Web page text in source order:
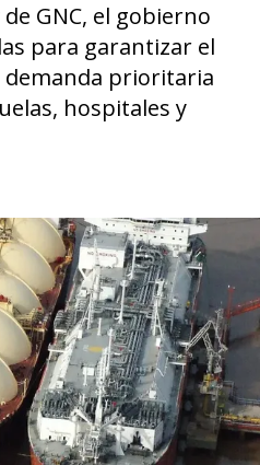
GNC, el gobierno
para garantizar el
demanda prioritaria
hospitales y